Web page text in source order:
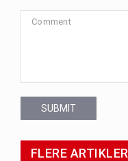
SUBMIT
FLERE ARTIKLER